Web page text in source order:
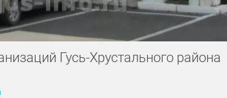
Гусь-Хрустального района